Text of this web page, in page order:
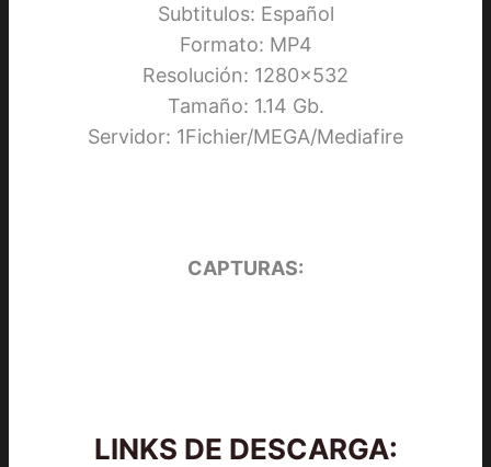
Subtitulos: Español
Formato: MP4
Resolución: 1280×532
Tamaño: 1.14 Gb.
Servidor: 1Fichier/MEGA/Mediafire
CAPTURAS:
LINKS DE DESCARGA: